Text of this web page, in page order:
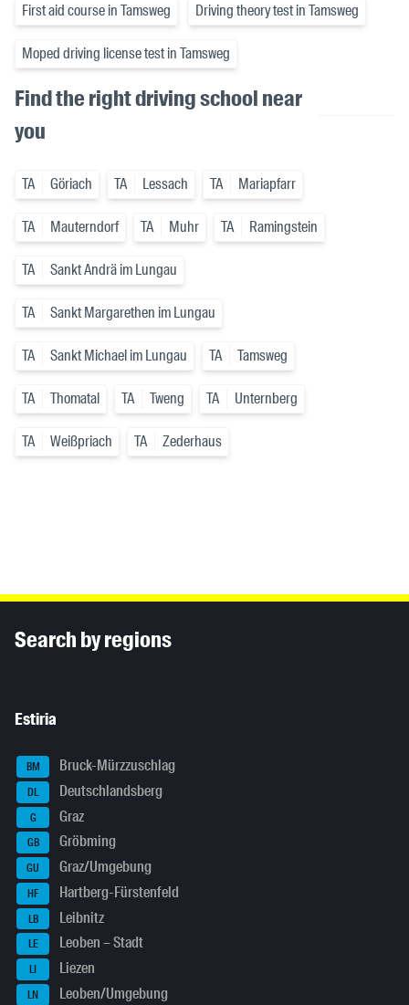
First aid course in Tamsweg Driving theory test in Tamsweg
Moped driving license test in Tamsweg
Find the right driving school near
you
TA Göriach TA Lessach TA Mariapfarr
TA Mauterndorf TA Muhr TA Ramingstein
TA Sankt Andrä im Lungau
TA Sankt Margarethen im Lungau
TA Sankt Michael im Lungau TA Tamsweg
TA Thomatal TA Tweng TA Unternberg
TA Weißpriach TA Zederhaus
Search by regions
Estiria
BM Bruck-Mürzzuschlag
DL Deutschlandsberg
G Graz
GB Gröbming
GU Graz/Umgebung
HF Hartberg-Fürstenfeld
LB Leibnitz
LE Leoben – Stadt
LI Liezen
LN Leoben/Umgebung